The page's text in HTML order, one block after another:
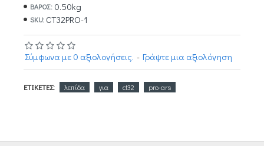
ΒΆΡΟΣ: 0.50kg
SKU: CT32PRO-1
Σύμφωνα με 0 αξιολογήσεις. - Γράψτε μια αξιολόγηση
ΕΤΙΚΈΤΕΣ: λεπίδα για ct32 pro-ars